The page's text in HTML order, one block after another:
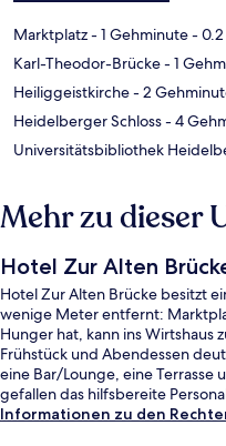
Marktplatz- 1 Gehminute-
Karl-Theodor-Brücke- 1
Heiliggeistkirche- 2
Heidelberger Schloss- 4
Universitätsbibliothek
Mehr zu dieser
Hotel Zur Alten
Hotel Zur Alten Brücke besitzt
wenige Meter entfernt:
Hunger hat, kann ins Wirtshaus
Frühstück und Abendessen
eine Bar/Lounge, eine Terrasse
gefallen das hilfsbereite
Informationen zu den